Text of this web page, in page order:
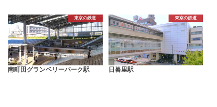
東京の鉄道
南町田グランベリーパーク駅
東京の鉄道
日暮里駅